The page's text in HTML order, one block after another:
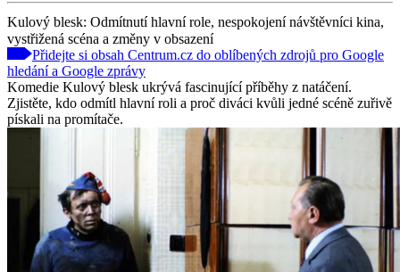
Kulový blesk: Odmítnutí hlavní role, nespokojení návštěvníci kina,
vystřižená scéna a změny v obsazení
Přidejte si obsah Centrum.cz do oblíbených zdrojů pro Google
hledání a Google zprávy
Komedie Kulový blesk ukrývá fascinující příběhy z natáčení.
Zjistěte, kdo odmítl hlavní roli a proč diváci kvůli jedné scéně zuřivě
pískali na promítače.